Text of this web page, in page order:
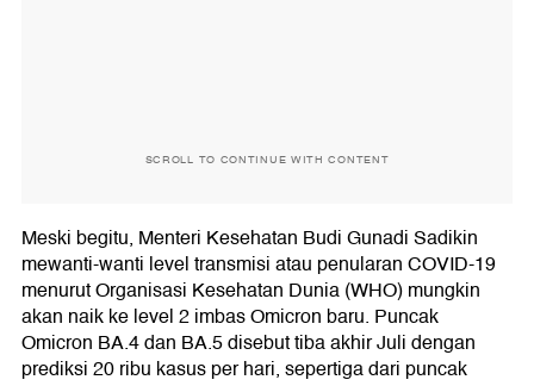
SCROLL TO CONTINUE WITH CONTENT
Meski begitu, Menteri Kesehatan Budi Gunadi Sadikin
mewanti-wanti level transmisi atau penularan COVID-19
menurut Organisasi Kesehatan Dunia (WHO) mungkin
akan naik ke level 2 imbas Omicron baru. Puncak
Omicron BA.4 dan BA.5 disebut tiba akhir Juli dengan
prediksi 20 ribu kasus per hari, sepertiga dari puncak